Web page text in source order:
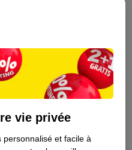
NIVEA Sun Crème
Solaire Breathable UV
Face Sensitive Q10
FPS50+
40ml
vie privée
et facile à